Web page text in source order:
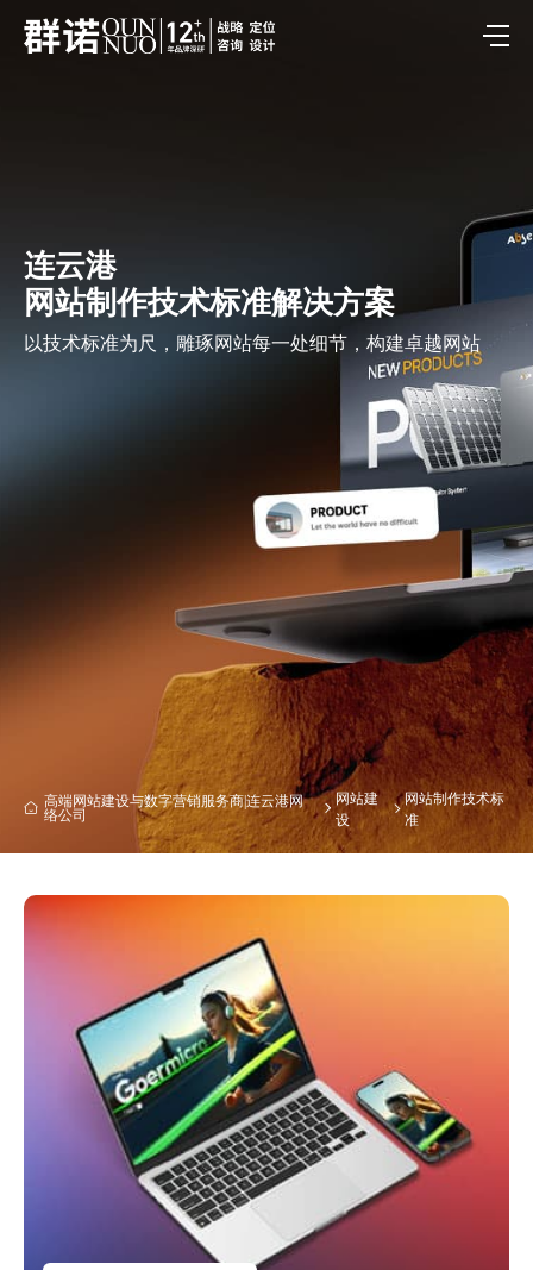
连云港
网站制作技术标准解决方案
以技术标准为尺，雕琢网站每一处细节，构建卓越网站
高端网站建设与数字营销服务商|连云港网
络公司
网站建
设
网站制作技术标
准